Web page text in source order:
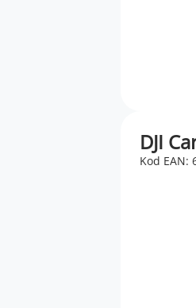
DJI
Kod EAN: